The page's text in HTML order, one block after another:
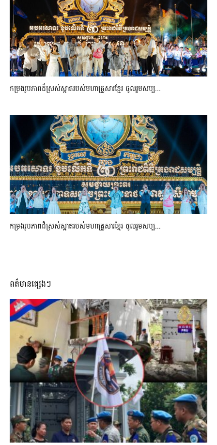
កម្រងរូបភាពដ៏ស្រស់ស្អាត​របស់មហាគ្រួសារខ្មែរ​ ចូលរួមសប្ប...
កម្រងរូបភាពដ៏ស្រស់ស្អាត​របស់មហាគ្រួសារខ្មែរ​ ចូលរួមសប្ប...
ពត៌មានផ្សេងៗ